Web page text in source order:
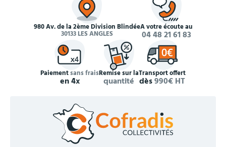
980 Av. de la 2ème Division Blindée
30133 LES ANGLES
À votre écoute au
04 48 21 61 83
Paiementsans frais
en 4x
Remise sur la
quantité
Transport offert
dès990€ HT